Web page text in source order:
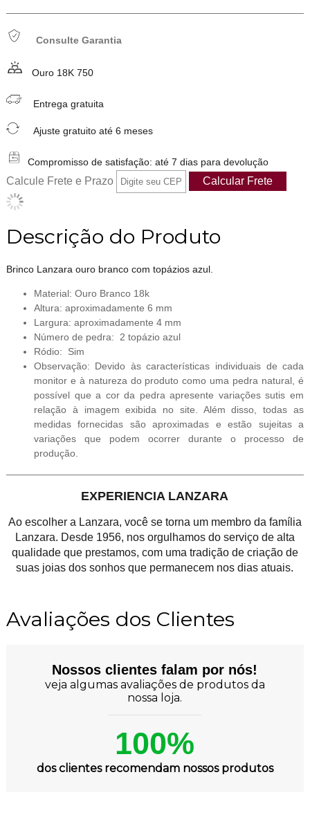
Consulte Garantia
Ouro 18K 750
Entrega gratuita
Ajuste gratuito até 6 meses
Compromisso de satisfação: até 7 dias para devolução
Calcule Frete e Prazo
Descrição do Produto
Brinco Lanzara ouro branco com topázios azul.
Material: Ouro Branco 18k
Altura: aproximadamente 6 mm
Largura: aproximadamente 4 mm
Número de pedra: 2 topázio azul
Ródio: Sim
Observação: Devido às características individuais de cada
monitor e à natureza do produto como uma pedra natural, é
possível que a cor da pedra apresente variações sutis em
relação à imagem exibida no site. Além disso, todas as
medidas fornecidas são aproximadas e estão sujeitas a
variações que podem ocorrer durante o processo de
produção.
EXPERIENCIA LANZARA
Ao escolher a Lanzara, você se torna um membro da família
Lanzara. Desde 1956, nos orgulhamos do serviço de alta
qualidade que prestamos, com uma tradição de criação de
suas joias dos sonhos que permanecem nos dias atuais.
Avaliações dos Clientes
Nossos clientes falam por nós!
veja algumas avaliações de produtos da
nossa loja.
100%
dos clientes recomendam nossos produtos